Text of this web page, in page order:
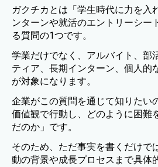
ガクチカとは「学生時代に力を入
ンターンや就活のエントリーシー
る質問の1つです。
学業だけでなく、アルバイト、部
ティア、長期インターン、個人的
が対象になります。
企業がこの質問を通じて知りたい
価値観で行動し、どのように困難
だのか」です。
そのため、ただ事実を書くだけで
動の背景や成長プロセスまで具体